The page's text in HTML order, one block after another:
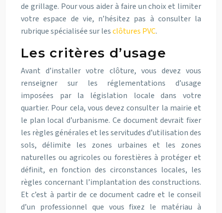
de grillage. Pour vous aider à faire un choix et limiter
votre espace de vie, n’hésitez pas à consulter la
rubrique spécialisée sur lesclôtures PVC.
Les critères d’usage
Avant d’installer votre clôture, vous devez vous
renseigner sur les réglementations d’usage
imposées par la législation locale dans votre
quartier. Pour cela, vous devez consulter la mairie et
le plan local d’urbanisme. Ce document devrait fixer
les règles générales et les servitudes d’utilisation des
sols, délimite les zones urbaines et les zones
naturelles ou agricoles ou forestières à protéger et
définit, en fonction des circonstances locales, les
règles concernant l’implantation des constructions.
Et c’est à partir de ce document cadre et le conseil
d’un professionnel que vous fixez le matériau à